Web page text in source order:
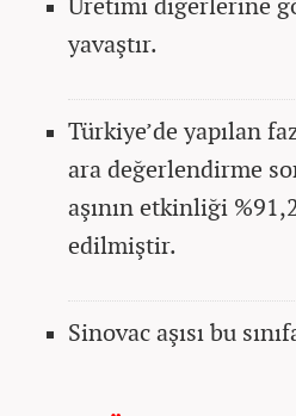
yavaştır.
Türkiye’de yapılan
ara değerlendirme
aşının etkinliği
edilmiştir.
Sinovac aşısı bu